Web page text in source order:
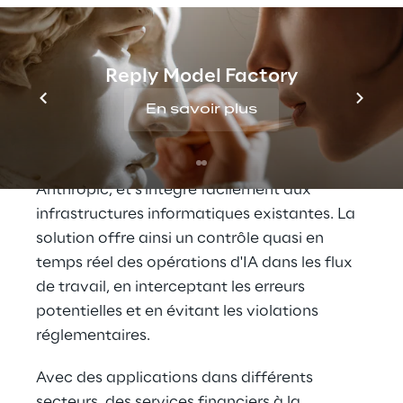
Reply Model Factory
En savoir plus
données surveillées.
Flexible et polyvalent, LoopMind s'adapte
aux besoins spécifiques de chaque
entreprise. Son architecture permet
l'utilisation de différents modèles d'IA tels
que ceux d'OpenAI, Meta, Google et
Anthropic, et s'intègre facilement aux
infrastructures informatiques existantes. La
solution offre ainsi un contrôle quasi en
temps réel des opérations d'IA dans les flux
de travail, en interceptant les erreurs
potentielles et en évitant les violations
réglementaires.
Avec des applications dans différents